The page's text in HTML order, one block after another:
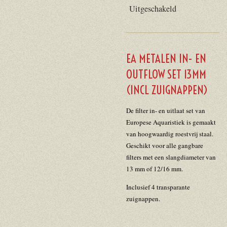
Uitgeschakeld
EA METALEN IN- EN
OUTFLOW SET 13MM
(INCL ZUIGNAPPEN)
De filter in- en uitlaat set van
Europese Aquaristiek is gemaakt
van hoogwaardig roestvrij staal.
Geschikt voor alle gangbare
filters met een slangdiameter van
13 mm of 12/16 mm.
Inclusief 4 transparante
zuignappen.